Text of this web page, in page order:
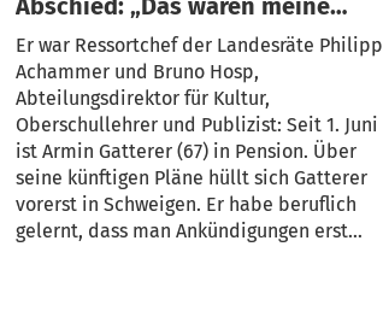
Abschied: „Das waren meine
besten zehn Jahre“
Er war Ressortchef der Landesräte Philipp
Achammer und Bruno Hosp,
Abteilungsdirektor für Kultur,
Oberschullehrer und Publizist: Seit 1. Juni
ist Armin Gatterer (67) in Pension. Über
seine künftigen Pläne hüllt sich Gatterer
vorerst in Schweigen. Er habe beruflich
gelernt, dass man Ankündigungen erst